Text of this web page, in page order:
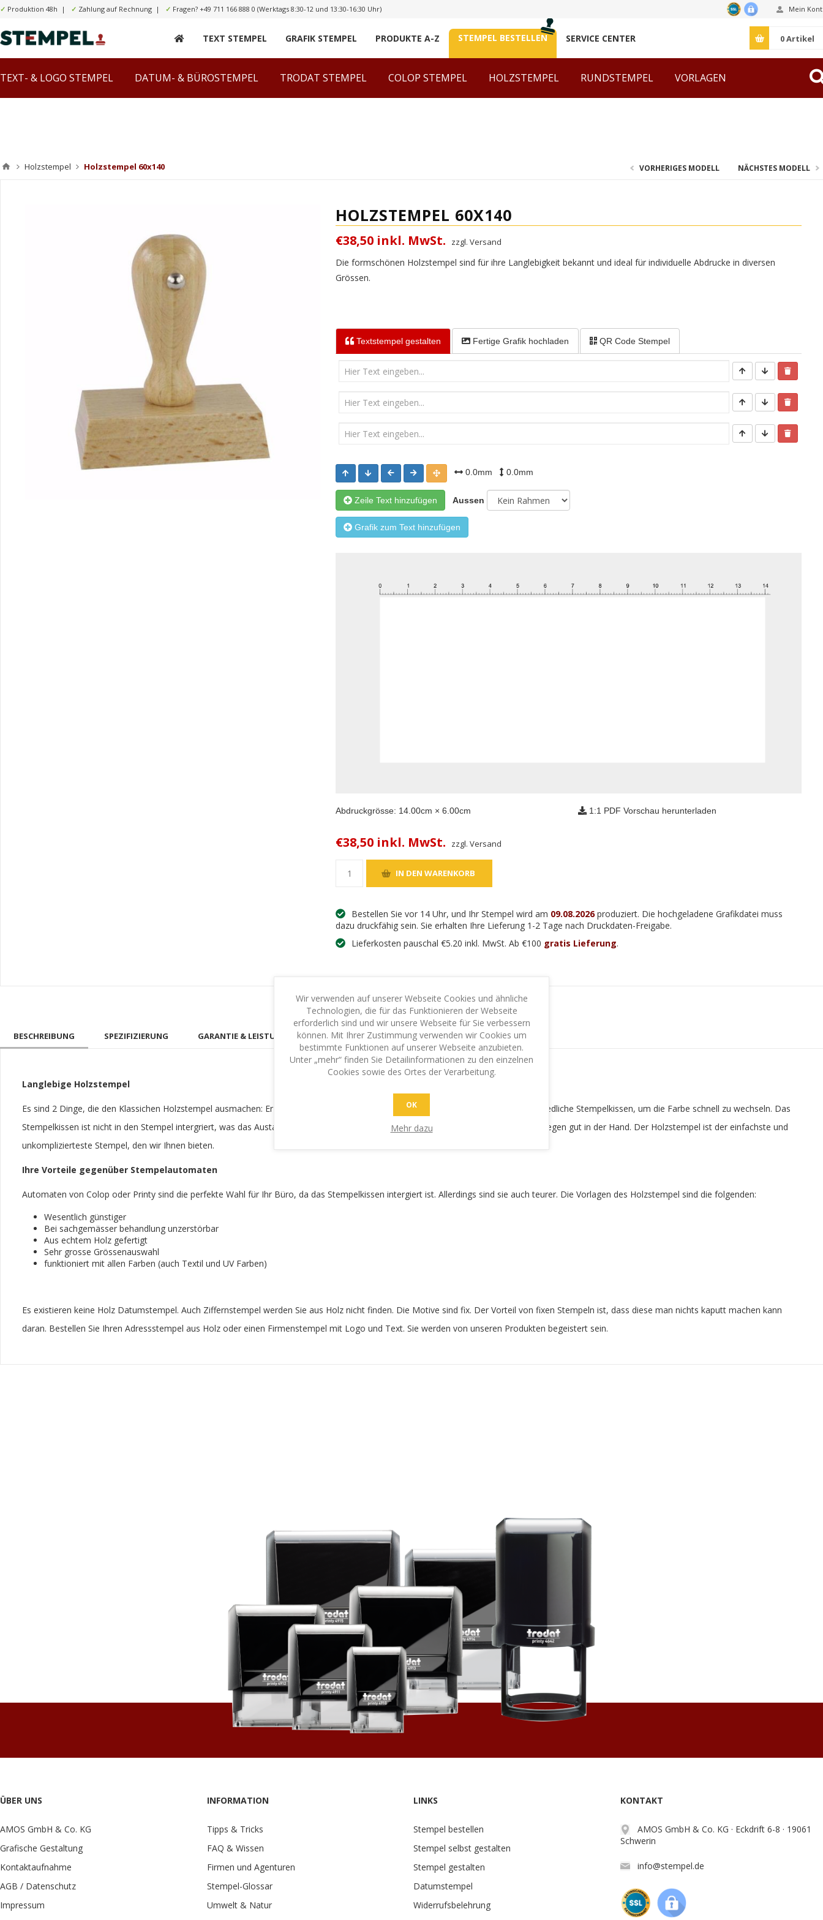
✓ Produktion 48h | ✓ Zahlung auf Rechnung | ✓ Fragen? +49 711 166 888 0 (Werktags 8:30-12 und 13:30-16:30 Uhr) Mein
TEXT STEMPEL GRAFIK STEMPEL PRODUKTE A-Z STEMPEL BESTELLEN SERVICE CENTER 0Artikel
TEXT- & LOGO STEMPEL DATUM- & BÜROSTEMPEL TRODAT STEMPEL COLOP STEMPEL HOLZSTEMPEL RUNDSTEMPEL VORLAGEN
Holzstempel Holzstempel 60x140 VORHERIGES MODELL NÄCHSTES MODELL
HOLZSTEMPEL 60X140
€38,50 inkl. MwSt. zzgl. Versand
Die formschönen Holzstempel sind für ihre Langlebigkeit bekannt und ideal für individuelle Abdrucke in diversen
Grössen.
Textstempel gestalten Fertige Grafik hochladen QR Code Stempel
0.0mm 0.0mm
Zeile Text hinzufügen Aussen
Grafik zum Text hinzufügen
Abdruckgrösse: 14.00cm ×6.00cm 1:1 PDF Vorschau herunterladen
€38,50 inkl. MwSt. zzgl. Versand
Bestellen Sie vor 14 Uhr, und Ihr Stempel wird am 09.08.2026produziert. Die hochgeladene Grafikdatei muss
dazu druckfähig sein. Sie erhalten Ihre Lieferung 1-2 Tage nach Druckdaten-Freigabe.
Lieferkosten pauschal €5.20 inkl. MwSt. Ab €100 gratis Lieferung.
BESCHREIBUNG SPEZIFIZIERUNG GARANTIE & LEISTUNG IHR SCHUTZ - IHRE SICHERHEIT
Langlebige Holzstempel
Es sind 2 Dinge, die den Klassichen Holzstempel ausmachen: Er ist sehr preiswert und er funktioniert für immer. Nutzen Sie unterschiedliche Stempelkissen, um die Farbe schnell zu wechseln. Das
Stempelkissen ist nicht in den Stempel intergriert, was das Austauschen erübrigt. Unsere Stempel sind aus edlem Holz gefertigt und liegen gut in der Hand. Der Holzstempel ist der einfachste und
unkomplizierteste Stempel, den wir Ihnen bieten.
Ihre Vorteile gegenüber Stempelautomaten
Automaten von Colop oder Printy sind die perfekte Wahl für Ihr Büro, da das Stempelkissen intergiert ist. Allerdings sind sie auch teurer. Die Vorlagen des Holzstempel sind die folgenden:
Wesentlich günstiger
Bei sachgemässer behandlung unzerstörbar
Aus echtem Holz gefertigt
Sehr grosse Grössenauswahl
funktioniert mit allen Farben (auch Textil und UV Farben)
Es existieren keine Holz Datumstempel. Auch Ziffernstempel werden Sie aus Holz nicht finden. Die Motive sind fix. Der Vorteil von fixen Stempeln ist, dass diese man nichts kaputt machen kann
daran. Bestellen Sie Ihren Adressstempel aus Holz oder einen Firmenstempel mit Logo und Text. Sie werden von unseren Produkten begeistert sein.
ÜBER UNS
AMOS GmbH & Co. KG
Grafische Gestaltung
Kontaktaufnahme
AGB / Datenschutz
Impressum
INFORMATION
Tipps & Tricks
FAQ & Wissen
Firmen und Agenturen
Stempel-Glossar
Umwelt & Natur
LINKS
Stempel bestellen
Stempel selbst gestalten
Stempel gestalten
Datumstempel
Widerrufsbelehrung
KONTAKT
AMOS GmbH & Co. KG · Eckdrift 6-8 · 19061
Schwerin
info@stempel.de
Wir verwenden auf unserer Webseite Cookies und ähnliche
Technologien, die für das Funktionieren der Webseite
erforderlich sind und wir unsere Webseite für Sie verbessern
können. Mit Ihrer Zustimmung verwenden wir Cookies um
bestimmte Funktionen auf unserer Webseite anzubieten.
Unter „mehr“ finden Sie Detailinformationen zu den einzelnen
Cookies sowie des Ortes der Verarbeitung.
OK
Mehr dazu